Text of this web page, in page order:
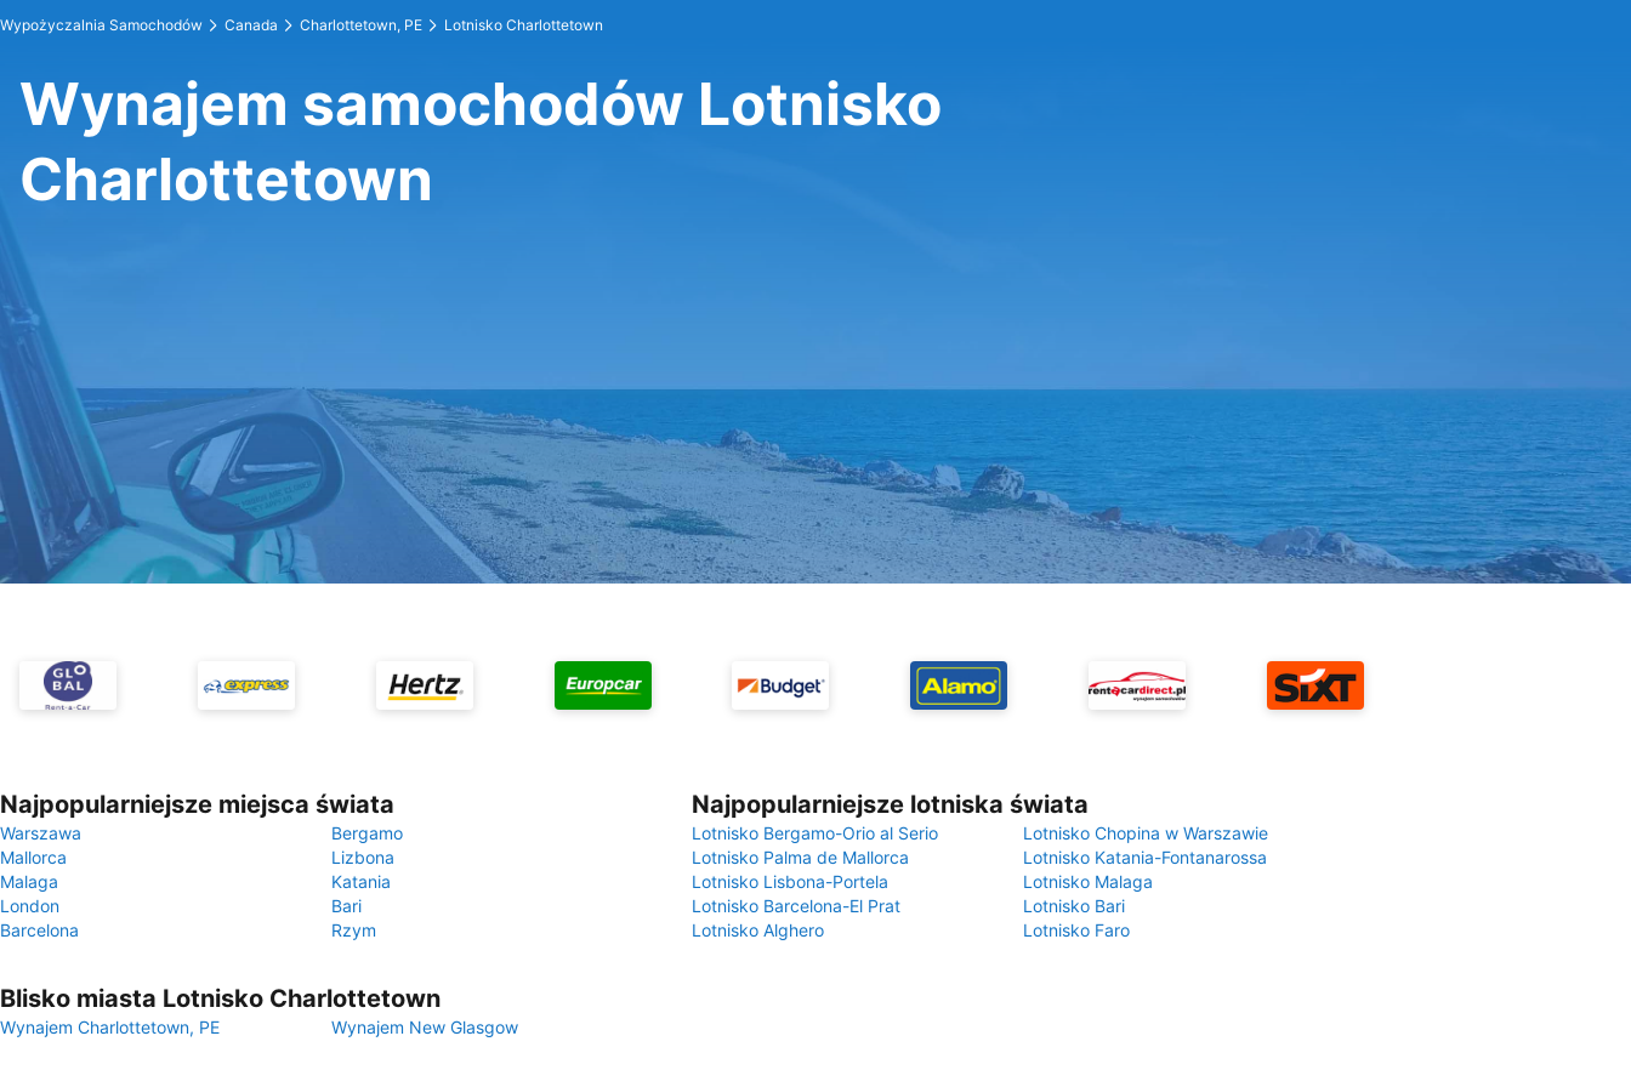
Wypożyczalnia Samochodów Canada Charlottetown, PE Lotnisko Charlottetown
Wynajem samochodów Lotnisko
Charlottetown
Najpopularniejsze miejsca świata
Warszawa
Bergamo
Mallorca
Lizbona
Malaga
Katania
London
Bari
Barcelona
Rzym
Najpopularniejsze lotniska świata
Lotnisko Bergamo-Orio al Serio
Lotnisko Chopina w Warszawie
Lotnisko Palma de Mallorca
Lotnisko Katania-Fontanarossa
Lotnisko Lisbona-Portela
Lotnisko Malaga
Lotnisko Barcelona-El Prat
Lotnisko Bari
Lotnisko Alghero
Lotnisko Faro
Blisko miasta Lotnisko Charlottetown
Wynajem Charlottetown, PE Wynajem New Glasgow